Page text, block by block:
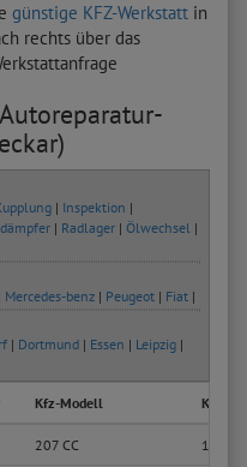
günstige KFZ-Werkstatt in
rechts über das
| Inspektion |
| Radlager | Ölwechsel |
Mercedes-benz | Peugeot | Fiat |
| Dortmund | Essen | Leipzig |
Kfz-Modell Kfz-Typ
207 CC 1.6